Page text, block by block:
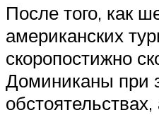
После того, как
американских
скоропостижно
Доминиканы при